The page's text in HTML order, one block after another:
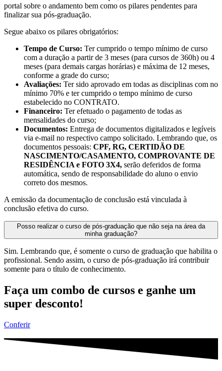
portal sobre o andamento bem como os pilares pendentes para
finalizar sua pós-graduação.
Segue abaixo os pilares obrigatórios:
Tempo de Curso: Ter cumprido o tempo mínimo de curso
com a duraçăo a partir de 3 meses (para cursos de 360h) ou 4
meses (para demais cargas horárias) e máxima de 12 meses,
conforme a grade do curso;
Avaliações: Ter sido aprovado em todas as disciplinas com no
mínimo 70% e ter cumprido o tempo mínimo de curso
estabelecido no CONTRATO.
Financeiro: Ter efetuado o pagamento de todas as
mensalidades do curso;
Documentos: Entrega de documentos digitalizados e legíveis
via e-mail no respectivo campo solicitado. Lembrando que, os
documentos pessoais: CPF, RG, CERTIDÃO DE
NASCIMENTO/CASAMENTO, COMPROVANTE DE
RESIDÊNCIA e FOTO 3X4, serão deferidos de forma
automática, sendo de responsabilidade do aluno o envio
correto dos mesmos.
A emissão da documentação de conclusão está vinculada à
conclusão efetiva do curso.
Posso realizar o curso de pós-graduação que não seja na área da
minha graduação?
Sim. Lembrando que, é somente o curso de graduação que habilita o
profissional. Sendo assim, o curso de pós-graduação irá contribuir
somente para o título de conhecimento.
Faça um combo de cursos e ganhe um
super desconto!
Conferir